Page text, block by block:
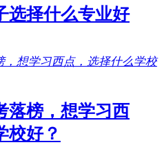
选择什么专业好
落榜，想学习西
校好？